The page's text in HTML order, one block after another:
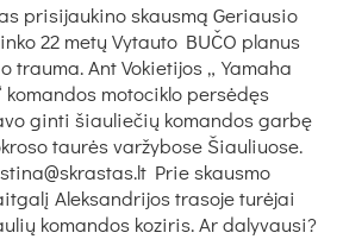
prisijaukino skausmą Geriausio
22 metų Vytauto BUČO planus
trauma. Ant Vokietijos „Yamaha
motociklo persėdęs
ginti šiauliečių komandos garbę
taurės varžybose Šiauliuose.
Prie skausmo
Aleksandrijos trasoje turėjai
komandos koziris. Ar dalyvausi?